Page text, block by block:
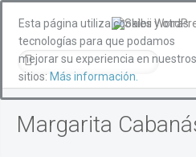
Margarita
Esta página utiliza cookies y otras
tecnologías para que podamos
mejorar su experiencia en nuestros
sitios: Más información.